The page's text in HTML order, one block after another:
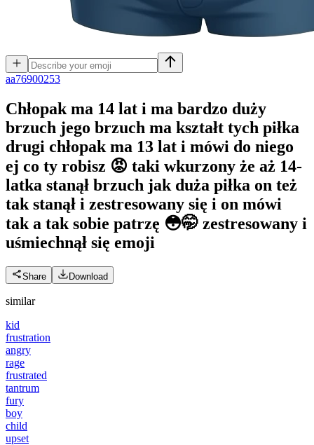
aa76900253
Chłopak ma 14 lat i ma bardzo duży
brzuch jego brzuch ma kształt tych piłka
drugi chłopak ma 13 lat i mówi do niego
ej co ty robisz 😡 taki wkurzony że aż 14-
latka stanął brzuch jak duża piłka on też
tak stanął i zestresowany się i on mówi
tak a tak sobie patrzę 😳🤭 zestresowany i
uśmiechnął się emoji
Share Download
similar
kid
frustration
angry
rage
frustrated
tantrum
fury
boy
child
upset